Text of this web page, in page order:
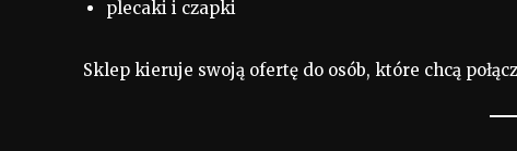
plecaki i czapki
Sklep kieruje swoją ofertę do osób, które chcą